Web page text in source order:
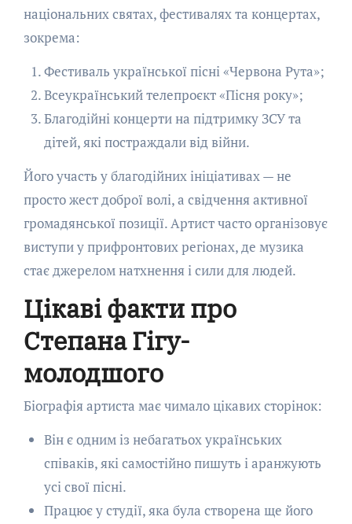
національних святах, фестивалях та концертах,
зокрема:
Фестиваль української пісні «Червона Рута»;
Всеукраїнський телепроєкт «Пісня року»;
Благодійні концерти на підтримку ЗСУ та
дітей, які постраждали від війни.
Його участь у благодійних ініціативах — не
просто жест доброї волі, а свідчення активної
громадянської позиції. Артист часто організовує
виступи у прифронтових регіонах, де музика
стає джерелом натхнення і сили для людей.
Цікаві факти про
Степана Гігу-
молодшого
Біографія артиста має чимало цікавих сторінок:
Він є одним із небагатьох українських
співаків, які самостійно пишуть і аранжують
усі свої пісні.
Працює у студії, яка була створена ще його